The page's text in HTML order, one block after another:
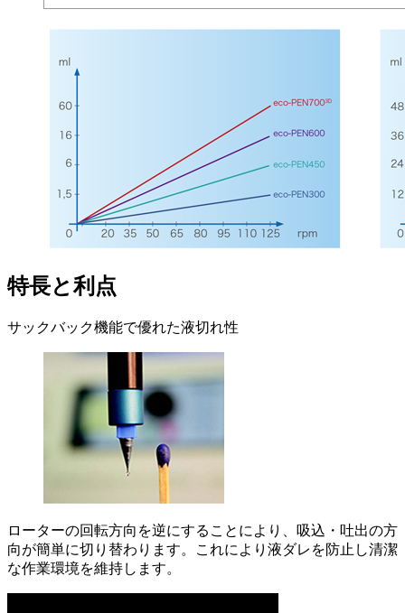
特長と利点
サックバック機能で優れた液切れ性
ローターの回転方向を逆にすることにより、吸込・吐出の方
向が簡単に切り替わります。これにより液ダレを防止し清潔
な作業環境を維持します。